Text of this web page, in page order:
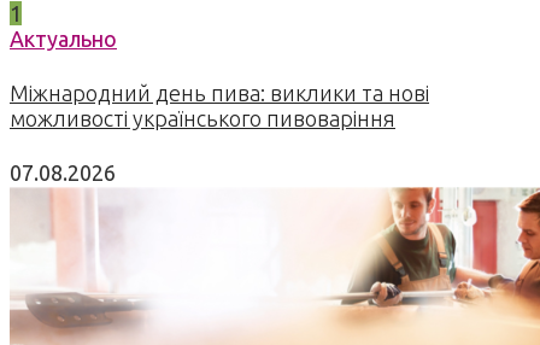
1
Актуально
Міжнародний день пива: виклики та нові
можливості українського пивоваріння
07.08.2026